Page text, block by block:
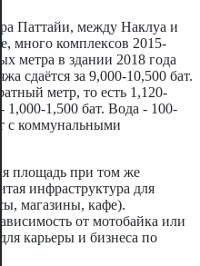
Паттайи, между Наклуа и
много комплексов 2015-
метра в здании 2018 года
сдаётся за 9,000-10,500 бат.
метр, то есть 1,120-
1,000-1,500 бат. Вода - 100-
с коммунальными
площадь при том же
инфраструктура для
магазины, кафе).
от мотобайка или
карьеры и бизнеса по